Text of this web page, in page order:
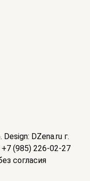
DZena.ru г.
(985) 226-02-27
согласия